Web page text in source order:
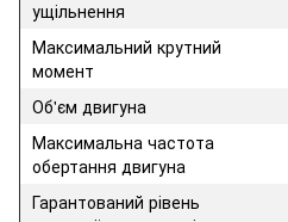
ущільнення
Максимальний крутний
момент
Об'єм двигуна
Максимальна частота
обертання двигуна
Гарантований рівень